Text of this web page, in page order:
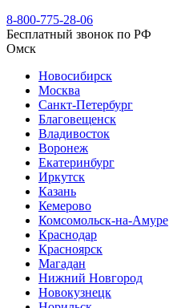
8-800-775-28-06
Бесплатный звонок по РФ
Омск
Новосибирск
Москва
Санкт-Петербург
Благовещенск
Владивосток
Воронеж
Екатеринбург
Иркутск
Казань
Кемерово
Комсомольск-на-Амуре
Краснодар
Красноярск
Магадан
Нижний Новгород
Новокузнецк